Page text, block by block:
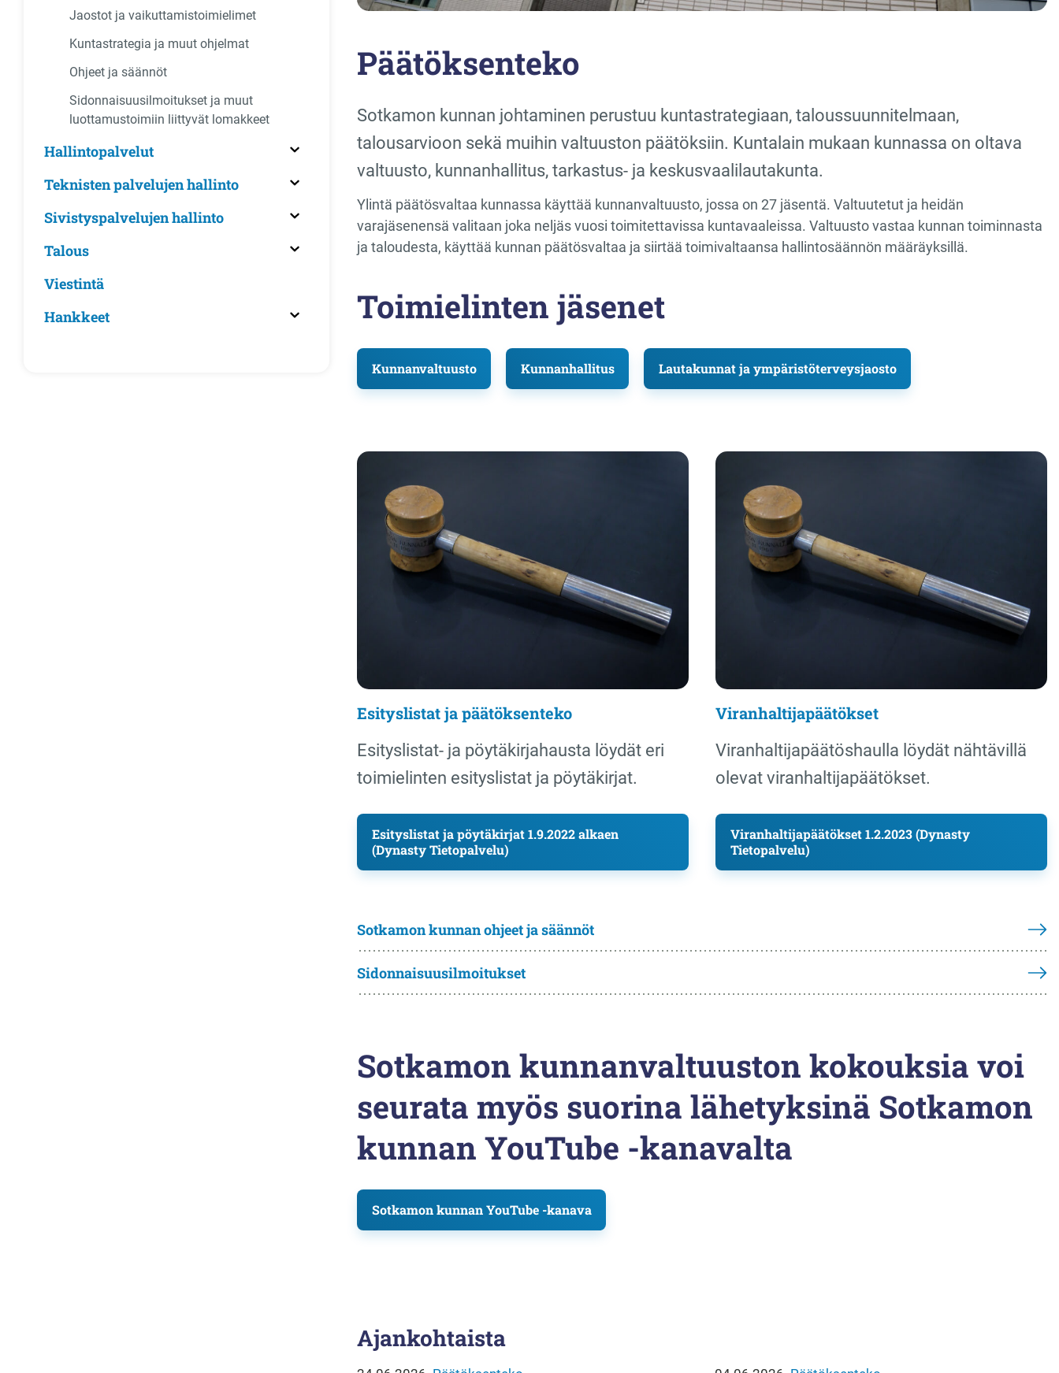
Jaostot ja vaikuttamistoimielimet
Kuntastrategia ja muut ohjelmat
Ohjeet ja säännöt
Sidonnaisuusilmoitukset ja muut
luottamustoimiin liittyvät lomakkeet
Hallintopalvelut
Teknisten palvelujen hallinto
Sivistyspalvelujen hallinto
Talous
Viestintä
Hankkeet
Päätöksenteko
Sotkamon kunnan johtaminen perustuu kuntastrategiaan, taloussuunnitelmaan,
talousarvioon sekä muihin valtuuston päätöksiin. Kuntalain mukaan kunnassa on oltava
valtuusto, kunnanhallitus, tarkastus- ja keskusvaalilautakunta.
Ylintä päätösvaltaa kunnassa käyttää kunnanvaltuusto, jossa on 27 jäsentä. Valtuutetut ja heidän
varajäsenensä valitaan joka neljäs vuosi toimitettavissa kuntavaaleissa. Valtuusto vastaa kunnan toiminnasta
ja taloudesta, käyttää kunnan päätösvaltaa ja siirtää toimivaltaansa hallintosäännön määräyksillä.
Toimielinten jäsenet
Kunnanvaltuusto Kunnanhallitus Lautakunnat ja ympäristöterveysjaosto
Esityslistat ja päätöksenteko
Esityslistat- ja pöytäkirjahausta löydät eri
toimielinten esityslistat ja pöytäkirjat.
Esityslistat ja pöytäkirjat 1.9.2022 alkaen
(Dynasty Tietopalvelu)
Viranhaltijapäätökset
Viranhaltijapäätöshaulla löydät nähtävillä
olevat viranhaltijapäätökset.
Viranhaltijapäätökset 1.2.2023 (Dynasty
Tietopalvelu)
Sotkamon kunnan ohjeet ja säännöt
Sidonnaisuusilmoitukset
Sotkamon kunnanvaltuuston kokouksia voi
seurata myös suorina lähetyksinä Sotkamon
kunnan YouTube -kanavalta
Sotkamon kunnan YouTube -kanava
Ajankohtaista